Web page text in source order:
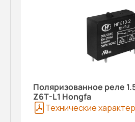
Поляризованное реле
Z6T-L1 Hongfa
Технические